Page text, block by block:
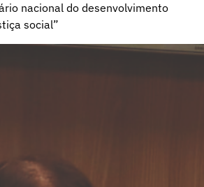
nacional do desenvolvimento
social”